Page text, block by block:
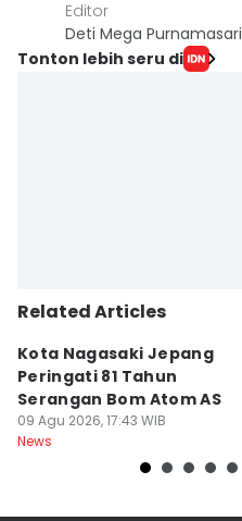
Editor
Deti Mega Purnamasari
Tonton lebih seru di
Related Articles
Kota Nagasaki Jepang
Peringati 81 Tahun
Serangan Bom Atom AS
09 Agu 2026, 17:43 WIB
News